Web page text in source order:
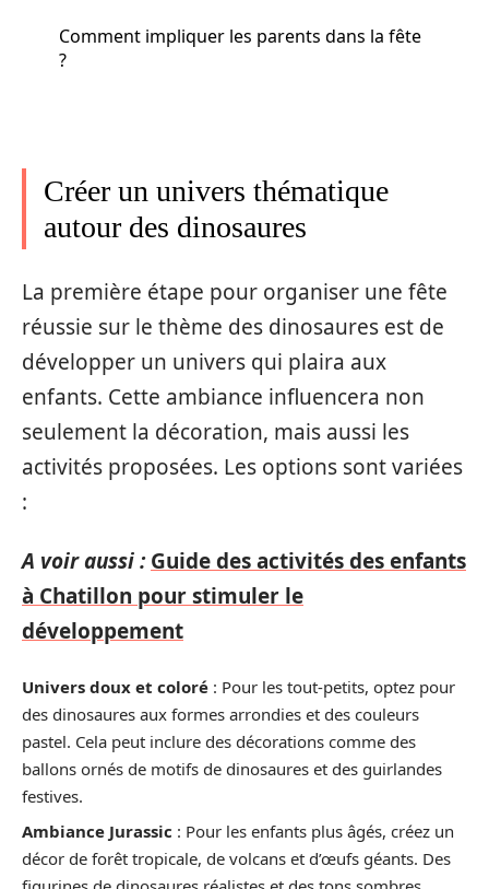
Comment impliquer les parents dans la fête
?
Créer un univers thématique
autour des dinosaures
La première étape pour organiser une fête
réussie sur le thème des dinosaures est de
développer un univers qui plaira aux
enfants. Cette ambiance influencera non
seulement la décoration, mais aussi les
activités proposées. Les options sont variées
:
A voir aussi : Guide des activités des enfants
à Chatillon pour stimuler le
développement
Univers doux et coloré : Pour les tout-petits, optez pour
des dinosaures aux formes arrondies et des couleurs
pastel. Cela peut inclure des décorations comme des
ballons ornés de motifs de dinosaures et des guirlandes
festives.
Ambiance Jurassic : Pour les enfants plus âgés, créez un
décor de forêt tropicale, de volcans et d’œufs géants. Des